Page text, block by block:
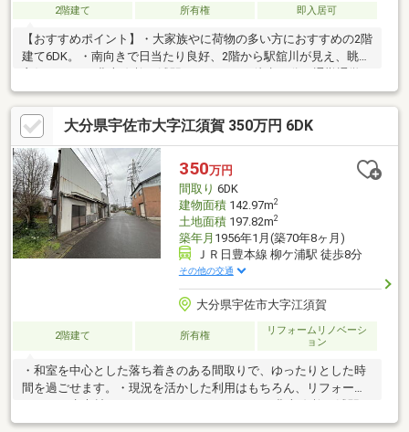
2階建て 所有権 即入居可
【おすすめポイント】・大家族やに荷物の多い方におすすめの2階
建て6DK。・南向きで日当たり良好、2階から駅舘川が見え、眺望
便利です。【周辺施設】・柳ヶ浦小学校まで800m（徒歩10分）・
セブンイレブン宇佐江須賀店まで450m（徒歩6分）・トキハイン
ダストリー長州店まで1700m（徒歩22分）・ドラッグストアコス
モス柳ヶ浦店まで1800m（徒歩23分）表記の建物面積と現況の建
物面積は異なる可能性があります。
大分県宇佐市大字江須賀 350万円 6DK
350万円
間取り 6DK
建物面積142.97m2
土地面積197.82m2
築年月 1956年1月(築70年8ヶ月)
ＪＲ日豊本線 柳ケ浦駅 徒歩8分
その他の交通
大分県宇佐市大字江須賀
2階建て 所有権
リフォームリノベーシ
ョン
・和室を中心とした落ち着きのある間取りで、ゆったりとした時
間を過ごせます。・現況を活かした利用はもちろん、リフォーム
による再生素材としてもおすすめです。・JR日豊本線 柳ヶ浦駅ま
で550ｍ（徒歩7分）通勤通学に便利です。